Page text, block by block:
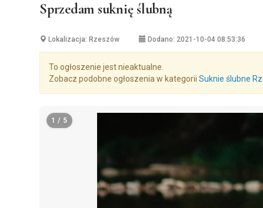
Sprzedam suknię ślubną
Lokalizacja: Rzeszów Dodano: 2021-10-04 08:53:36
To ogłoszenie jest nieaktualne.
Zobacz podobne ogłoszenia w kategorii Suknie ślubne
1 / 5